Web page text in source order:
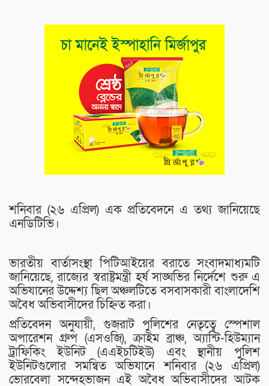
শনিবার (২৬ এপ্রিল) এক প্রতিবেদনে এ তথ্য জানিয়েছে
এনডিটিভি।
ভারতীয় বার্তাসংস্থা পিটিআইয়ের বরাতে সংবাদমাধ্যমটি
জানিয়েছে, রাজ্যের স্বরাষ্ট্রমন্ত্রী হর্ষ সাঙ্ঘভির নির্দেশে শুরু এ
অভিযানের উদ্দেশ্য ছিল অঞ্চলটিতে বসবাসকারী বাংলাদেশি
অবৈধ অভিবাসীদের চিহ্নিত করা।
প্রতিবেদন অনুযায়ী, গুজরাট পুলিশের নেতৃত্বে স্পেশাল
অপারেশন গ্রুপ (এসওজি), ক্রাইম ব্রাঞ্চ, অ্যান্টি-হিউম্যান
ট্রাফিকিং ইউনিট (এএইচটিইউ) এবং স্থানীয় পুলিশ
ইউনিটগুলোর সমন্বিত অভিযানে শনিবার (২৬ এপ্রিল)
ভোরবেলা সন্দেহভাজন এই অবৈধ অভিবাসীদের আটক